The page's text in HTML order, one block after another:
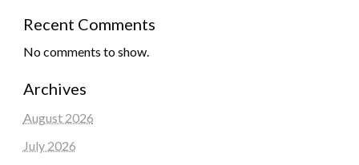
Recent Comments
No comments to show.
Archives
August 2026
July 2026